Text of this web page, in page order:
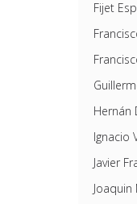
Fijet
Hernán
Ignacio
Javier